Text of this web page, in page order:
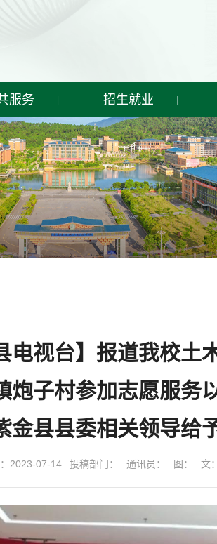
服务 招生就业
电视台】报道我校
炮子村参加志愿服务
金县县委相关领导给
2023-07-14 投稿部门： 通讯员： 图： 文：